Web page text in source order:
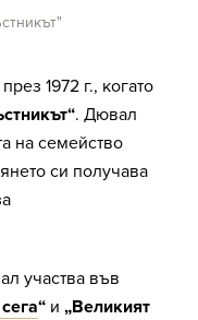
1972 г., когато
. Дювал
на семейство
си получава
участва във
“ и „Великият